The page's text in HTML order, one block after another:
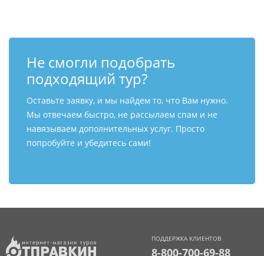
Не смогли подобрать
подходящий тур?
Оставьте заявку, и мы найдем то, что Вам нужно.
Мы отвечаем быстро, не рассылаем спам и не
навязываем дополнительных услуг. Просто
попробуйте и убедитесь сами!
ПОДДЕРЖКА КЛИЕНТОВ
8-800-700-69-88